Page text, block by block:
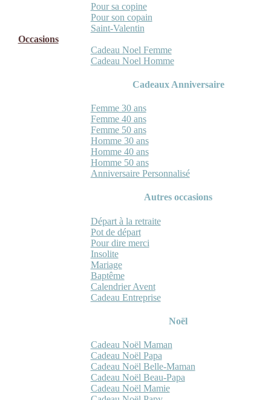
Pour sa copine
Pour son copain
Saint-Valentin
Occasions
Cadeau Noel Femme
Cadeau Noel Homme
Cadeaux Anniversaire
Femme 30 ans
Femme 40 ans
Femme 50 ans
Homme 30 ans
Homme 40 ans
Homme 50 ans
Anniversaire Personnalisé
Autres occasions
Départ à la retraite
Pot de départ
Pour dire merci
Insolite
Mariage
Baptême
Calendrier Avent
Cadeau Entreprise
Noël
Cadeau Noël Maman
Cadeau Noël Papa
Cadeau Noël Belle-Maman
Cadeau Noël Beau-Papa
Cadeau Noël Mamie